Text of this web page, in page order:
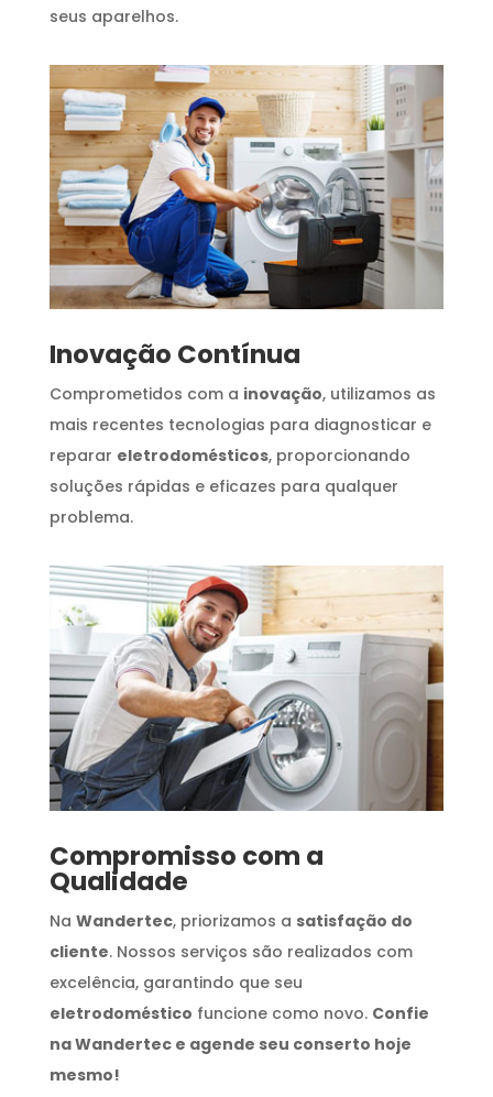
seus aparelhos.
Inovação Contínua
Comprometidos com a inovação, utilizamos as
mais recentes tecnologias para diagnosticar e
reparar eletrodomésticos, proporcionando
soluções rápidas e eficazes para qualquer
problema.
Compromisso com a
Qualidade
Na Wandertec, priorizamos a satisfação do
cliente. Nossos serviços são realizados com
excelência, garantindo que seu
eletrodoméstico funcione como novo. Confie
na Wandertec e agende seu conserto hoje
mesmo!